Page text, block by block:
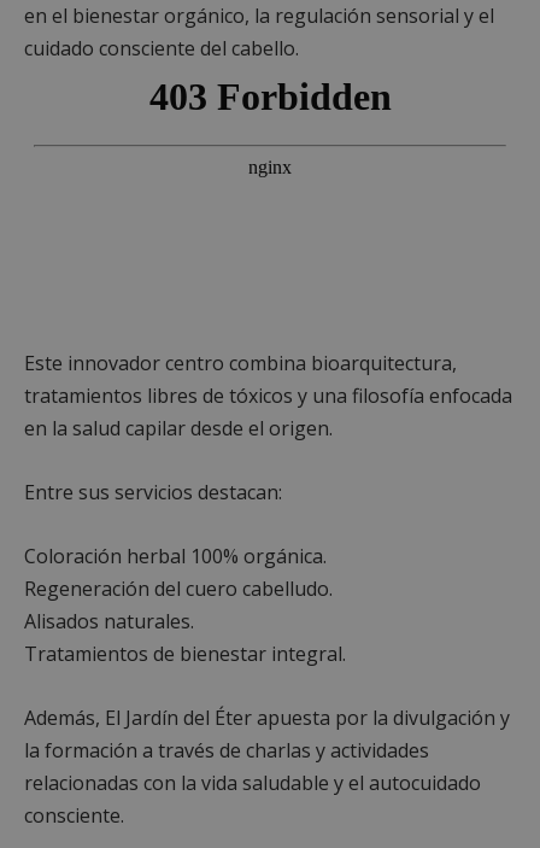
en el bienestar orgánico, la regulación sensorial y el
cuidado consciente del cabello.
Este innovador centro combina bioarquitectura,
tratamientos libres de tóxicos y una filosofía enfocada
en la salud capilar desde el origen.
Entre sus servicios destacan:
Coloración herbal 100% orgánica.
Regeneración del cuero cabelludo.
Alisados naturales.
Tratamientos de bienestar integral.
Además, El Jardín del Éter apuesta por la divulgación y
la formación a través de charlas y actividades
relacionadas con la vida saludable y el autocuidado
consciente.